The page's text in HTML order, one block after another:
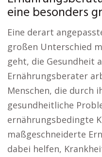
eine besonders
Eine derart
großen Unterschied
geht, die Gesundheit
Ernährungsberater
Menschen, die durch
gesundheitliche
ernährungsbedingte
maßgeschneiderte
dabei helfen,